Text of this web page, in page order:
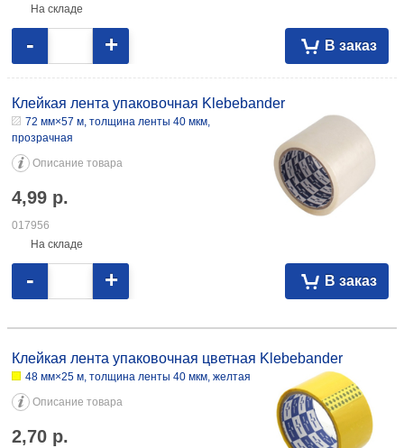
На складе
В заказ
- +
Клейкая лента упаковочная Klebebander
72 мм×57 м, толщина ленты 40 мкм,
прозрачная
Описание товара
4,99 р.
017956
На складе
В заказ
- +
толщина ленты 40 мкм, желтая 2,70 020295 48 мм×25 м, толщина
ленты 40 мкм, синяя 2,70 020298
Клейкая лента упаковочная цветная Klebebander
48 мм×25 м, толщина ленты 40 мкм, желтая
Описание товара
2,70 р.